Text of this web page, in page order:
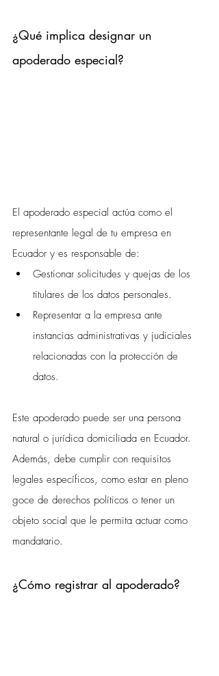
¿Qué implica designar un
apoderado especial?
El apoderado especial actúa como el
representante legal de tu empresa en
Ecuador y es responsable de:
Gestionar solicitudes y quejas de los
titulares de los datos personales.
Representar a la empresa ante
instancias administrativas y judiciales
relacionadas con la protección de
datos.
Este apoderado puede ser una persona
natural o jurídica domiciliada en Ecuador.
Además, debe cumplir con requisitos
legales específicos, como estar en pleno
goce de derechos políticos o tener un
objeto social que le permita actuar como
mandatario.
¿Cómo registrar al apoderado?